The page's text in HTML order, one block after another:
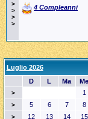
>
>
>
>
4 Compleanni
Luglio 2026
D
L Ma Me
> 1
> 5 6 7 8
> 12 13 14 15